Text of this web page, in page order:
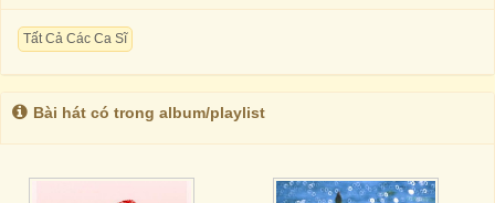
Tất Cả Các Ca Sĩ
Bài hát có trong album/playlist